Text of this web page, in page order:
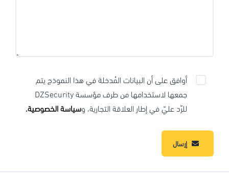
أوافق على أن البيانات المُدخلة في هذا النموذج يتم
جمعها لاستخدامها من طرف مؤسسة DZSecurity
للرّد عليّ في إطار العلاقة التجارية، وسياسة الخصوصية.
إرسال